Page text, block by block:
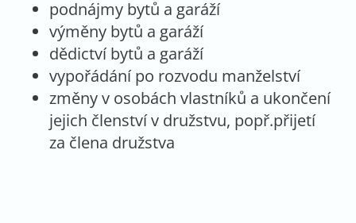
podnájmy bytů a garáží
výměny bytů a garáží
dědictví bytů a garáží
vypořádání po rozvodu manželství
změny v osobách vlastníků a ukončení
jejich členství v družstvu, popř.přijetí
za člena družstva